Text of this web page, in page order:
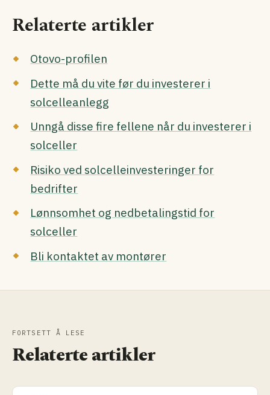
Relaterte artikler
Otovo-profilen
Dette må du vite før du investerer i
solcelleanlegg
Unngå disse fire fellene når du investerer i
solceller
Risiko ved solcelleinvesteringer for
bedrifter
Lønnsomhet og nedbetalingstid for
solceller
Bli kontaktet av montører
FORTSETT Å LESE
Relaterte artikler